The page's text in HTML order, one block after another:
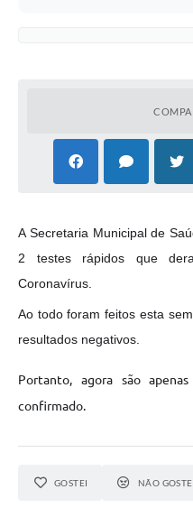
A Secretaria Municipal de
2 testes rápidos que
Coronavírus.
Ao todo foram feitos esta
resultados negativos.
Portanto, agora são
confirmado.
GOSTEI NÃO